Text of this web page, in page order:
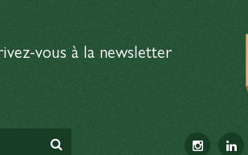
vous à la newsletter